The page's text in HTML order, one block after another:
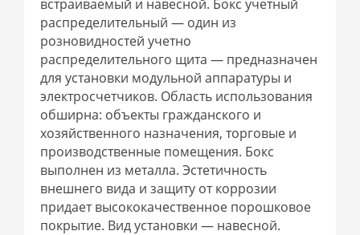
встраиваемый и навесной. Бокс учетный
распределительный — один из
розновидностей учетно
распределительного щита — предназначен
для установки модульной аппаратуры и
электросчетчиков. Область использования
обширна: объекты гражданского и
хозяйственного назначения, торговые и
производственные помещения. Бокс
выполнен из металла. Эстетичность
внешнего вида и защиту от коррозии
придает высококачественное порошковое
покрытие. Вид установки — навесной.